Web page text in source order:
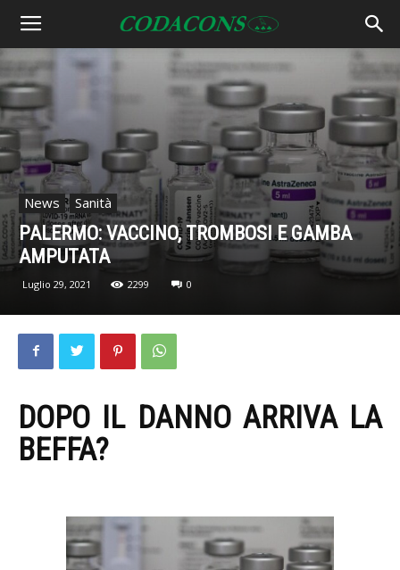
News Sanità
PALERMO: VACCINO, TROMBOSI E GAMBA
AMPUTATA
Luglio 29, 2021 2299 0
DOPO IL DANNO ARRIVA LA
BEFFA?